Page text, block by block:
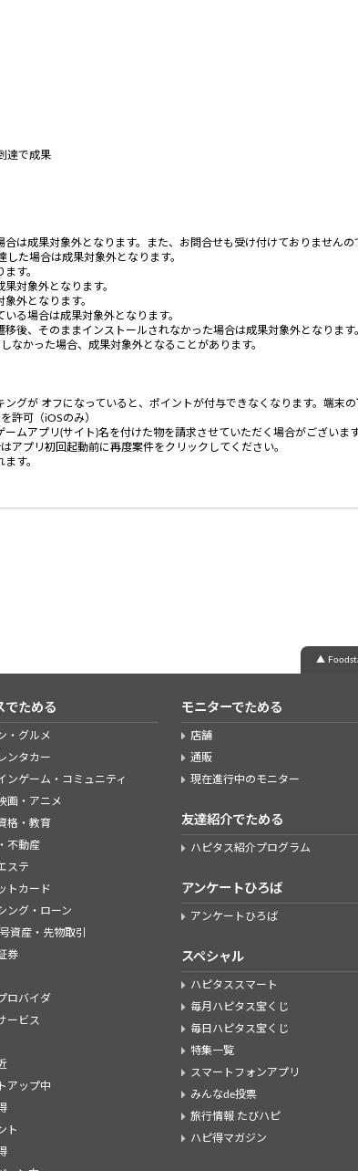
達で成果
は成果対象外となります。また、お問合せも受け付けておりませんの
た場合は成果対象外となります。
す。
対象外となります。
外となります。
る場合は成果対象外となります。
後、そのままインストールされなかった場合は成果対象外となります
なかった場合、成果対象外となることがあります。
グが オフになっていると、ポイントが付与できなくなります。端末
許可（iOSのみ）
ムアプリ(サイト)名を付けた物を請求させていただく場合がございます
アプリ初回起動前に再度案件をクリックしてください。
す。
▲
でためる
・グルメ
ンタカー
ンゲーム・コミュニティ
画・アニメ
格・教育
不動産
ステ
トカード
ング・ローン
資産・先物取引
券
ロバイダ
ービス
アップ中
ト
モニターでためる
店舗
通販
現在進行中のモニター
友達紹介でためる
ハピタス紹介プログラム
アンケートひろば
アンケートひろば
スペシャル
ハピタススマート
毎月ハピタス宝くじ
毎日ハピタス宝くじ
特集一覧
スマートフォンアプリ
みんなde投票
旅行情報 たびハピ
ハピ得マガジン